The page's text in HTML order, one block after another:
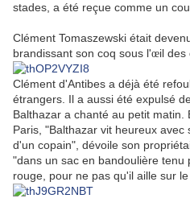
stades, a été reçue comme un
Clément Tomaszewski était
brandissant son coq sous l'œil des
Clément d'Antibes a déjà été
étrangers. Il a aussi été expulsé
Balthazar a chanté au petit matin.
Paris, "Balthazar vit heureux
d'un copain", dévoile son
"dans un sac en bandoulière tenu
rouge, pour ne pas qu'il aille sur le